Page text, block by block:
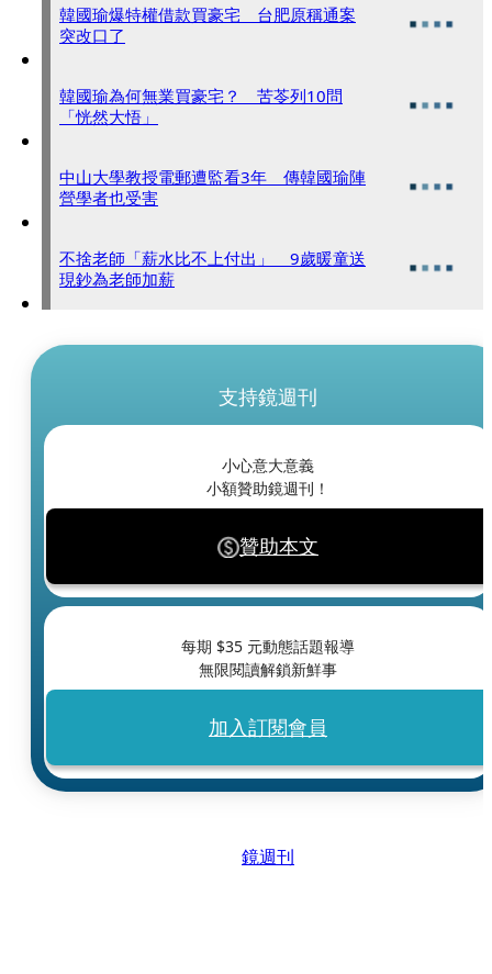
韓國瑜爆特權借款買豪宅 台肥原稱通案
突改口了
韓國瑜為何無業買豪宅？ 苦苓列10問
「恍然大悟」
中山大學教授電郵遭監看3年 傳韓國瑜陣
營學者也受害
不捨老師「薪水比不上付出」 9歲暖童送
現鈔為老師加薪
支持鏡週刊
小心意大意義
小額贊助鏡週刊！
贊助本文
每期 $35 元動態話題報導
無限閱讀解鎖新鮮事
加入訂閱會員
鏡週刊